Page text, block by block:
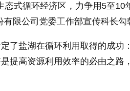
态式循环经济区，力争用5至10
限公司党委工作部宣传科长勾
盐湖在循环利用取得的成功
提高资源利用效率的必由之路